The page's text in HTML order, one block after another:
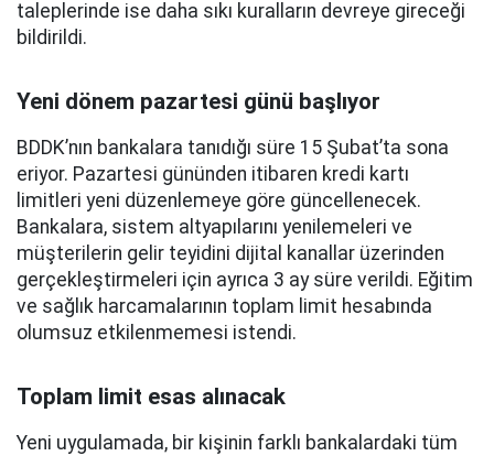
taleplerinde ise daha sıkı kuralların devreye gireceği
bildirildi.
Yeni dönem pazartesi günü başlıyor
BDDK’nın bankalara tanıdığı süre 15 Şubat’ta sona
eriyor. Pazartesi gününden itibaren kredi kartı
limitleri yeni düzenlemeye göre güncellenecek.
Bankalara, sistem altyapılarını yenilemeleri ve
müşterilerin gelir teyidini dijital kanallar üzerinden
gerçekleştirmeleri için ayrıca 3 ay süre verildi. Eğitim
ve sağlık harcamalarının toplam limit hesabında
olumsuz etkilenmemesi istendi.
Toplam limit esas alınacak
Yeni uygulamada, bir kişinin farklı bankalardaki tüm